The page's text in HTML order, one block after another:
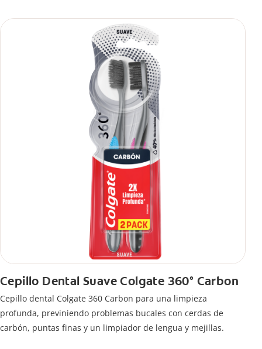
Cepillo Dental Suave Colgate 360° Carbon
Cepillo dental Colgate 360 ​​Carbon para una limpieza
profunda, previniendo problemas bucales con cerdas de
carbón, puntas finas y un limpiador de lengua y mejillas.